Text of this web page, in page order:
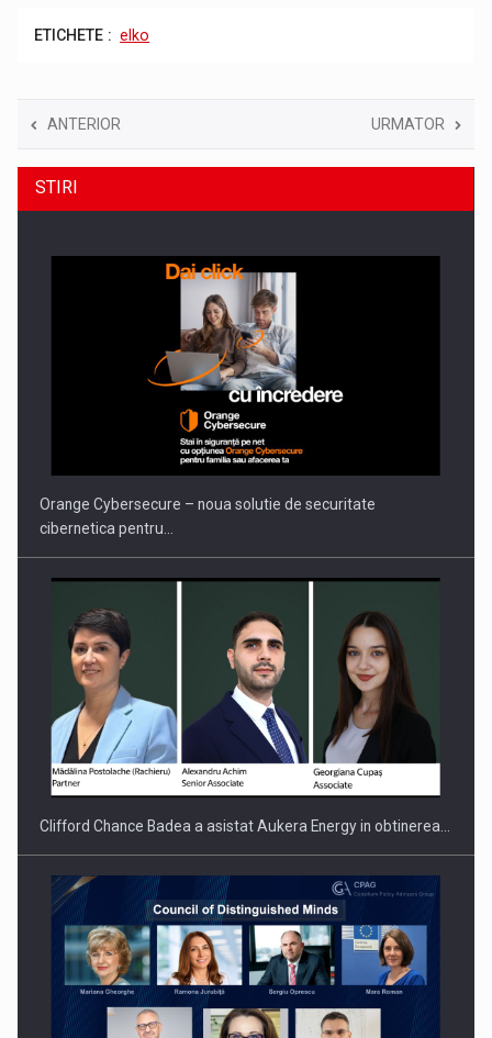
ETICHETE : elko
ANTERIOR URMATOR
STIRI
Orange Cybersecure – noua solutie de securitate
cibernetica pentru…
Clifford Chance Badea a asistat Aukera Energy in obtinerea…